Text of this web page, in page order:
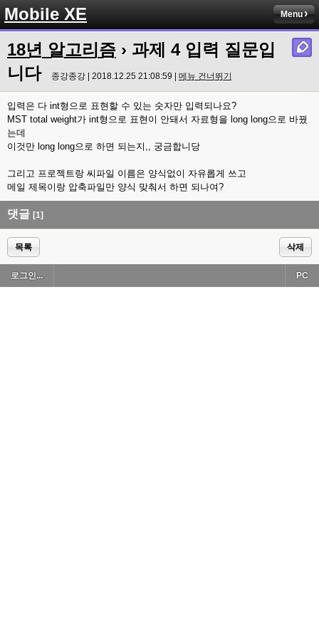
Mobile XE Menu
18년 알고리즘 › 과제 4 입력 질문입
니다
종강종강 | 2018.12.25 21:08:59 | 메뉴 건너뛰기
입력은 다 int형으로 표현할 수 있는 숫자만 입력되나요?
MST total weight가 int형으로 표현이 안돼서 자료형을 long long으로 바꿨
는데
이것만 long long으로 하면 되는지,, 궁금합니당
그리고 프로젝트랑 씨파일 이름은 양식없이 자유롭게 쓰고
메일 제목이랑 압축파일만 양식 맞춰서 하면 되나여?
댓글 [1]
목록 삭제
로그인... PC